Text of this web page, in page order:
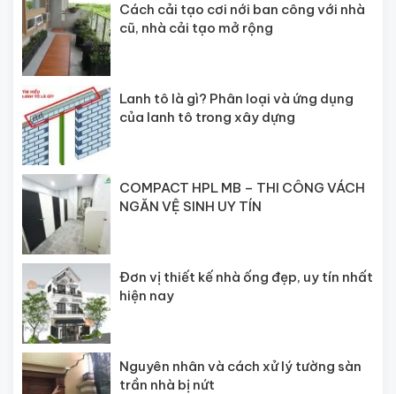
Cách cải tạo cơi nới ban công với nhà
cũ, nhà cải tạo mở rộng
Lanh tô là gì? Phân loại và ứng dụng
của lanh tô trong xây dựng
COMPACT HPL MB – THI CÔNG VÁCH
NGĂN VỆ SINH UY TÍN
Đơn vị thiết kế nhà ống đẹp, uy tín nhất
hiện nay
Nguyên nhân và cách xử lý tường sàn
trần nhà bị nứt